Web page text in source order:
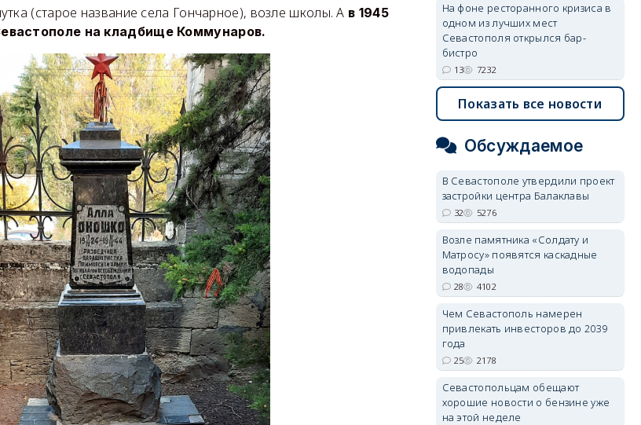
(старое название села Гончарное), возле школы. А в 1945
на кладбище Коммунаров.
На фоне ресторанного кризиса в
одном из лучших мест
Севастополя открылся бар-
бистро
13 7232
Показать все новости
Обсуждаемое
В Севастополе утвердили проект
застройки центра Балаклавы
32 5276
Возле памятника «Солдату и
Матросу» появятся каскадные
водопады
28 4102
Чем Севастополь намерен
привлекать инвесторов до 2039
года
25 2178
Севастопольцам обещают
хорошие новости о бензине уже
на этой неделе